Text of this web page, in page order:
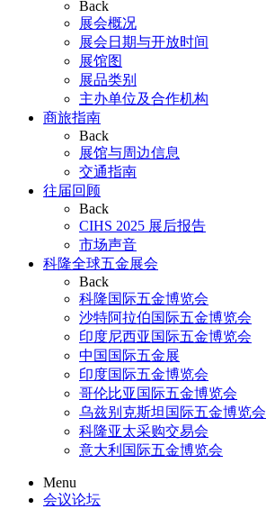
Back
展会概况
展会日期与开放时间
展馆图
展品类别
主办单位及合作机构
商旅指南
Back
展馆与周边信息
交通指南
往届回顾
Back
CIHS 2025 展后报告
市场声音
科隆全球五金展会
Back
科隆国际五金博览会
沙特阿拉伯国际五金博览会
印度尼西亚国际五金博览会
中国国际五金展
印度国际五金博览会
哥伦比亚国际五金博览会
乌兹别克斯坦国际五金博览会
科隆亚太采购交易会
意大利国际五金博览会
Menu
会议论坛